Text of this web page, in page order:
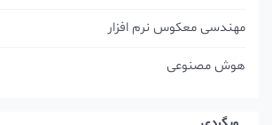
مهندسی معکوس نرم افزار
هوش مصنوعی